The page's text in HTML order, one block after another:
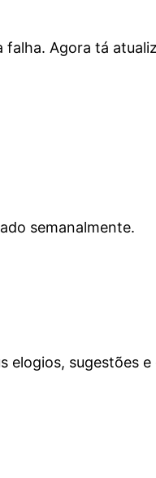
falha. Agora tá
semanalmente.
elogios, sugestões